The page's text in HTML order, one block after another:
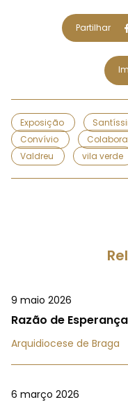
Partilhar
Exposição
Convívio
Valdreu
vila verde
9 maio 2026
Razão de Esperança
Arquidiocese de Braga
6 março 2026